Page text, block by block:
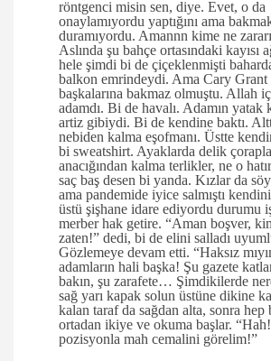
röntgenci misin sen, diye. Evet, o da
onaylamıyordu yaptığını ama
duramıyordu. Amannn kime ne
Aslında şu bahçe ortasındaki kayısı
hele şimdi bi de çiçeklenmişti
balkon emrindeydi. Ama Cary Grant
başkalarına bakmaz olmuştu. Allah
adamdı. Bi de havalı. Adamın yatak
artiz gibiydi. Bi de kendine baktı.
nebiden kalma eşofmanı. Üstte
bi sweatshirt. Ayaklarda delik
anacığından kalma terlikler, ne o
saç baş desen bi yanda. Kızlar da
ama pandemide iyice salmıştı
üstü şişhane idare ediyordu durumu
merber hak getire. “Aman boşver,
zaten!” dedi, bi de elini salladı
Gözlemeye devam etti. “Haksız
adamların hali başka! Şu gazete
bakın, şu zarafete… Şimdikilerde
sağ yarı kapak solun üstüne dikine
kalan taraf da sağdan alta, sonra
ortadan ikiye ve okuma başlar.
pozisyonla mah cemalini görelim!”